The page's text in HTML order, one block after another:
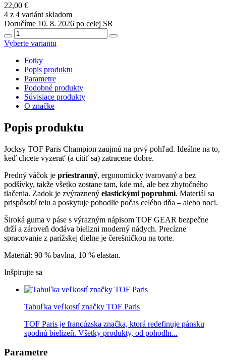
22,00 €
4 z 4 variánt skladom
Doručíme 10. 8. 2026 po celej SR
Vyberte variantu
Fotky
Popis produktu
Parametre
Podobné produkty
Súvisiace produkty
O značke
Popis produktu
Jocksy TOF Paris Champion zaujmú na prvý pohľad. Ideálne na to,
keď chcete vyzerať (a cítiť sa) zatracene dobre.
Predný váčok je priestranný, ergonomicky tvarovaný a bez
podšívky, takže všetko zostane tam, kde má, ale bez zbytočného
tlačenia. Zadok je zvýraznený elastickými popruhmi. Materiál sa
prispôsobí telu a poskytuje pohodlie počas celého dňa – alebo noci.
Široká guma v páse s výrazným nápisom TOF GEAR bezpečne
drží a zároveň dodáva bielizni moderný nádych. Precízne
spracovanie z parížskej dielne je čerešničkou na torte.
Materiál: 90 % bavlna, 10 % elastan.
Inšpirujte sa
Tabuľka veľkostí značky TOF Paris
TOF Paris je francúzska značka, ktorá redefinuje pánsku
spodnú bielizeň. Všetky produkty, od pohodln...
Parametre